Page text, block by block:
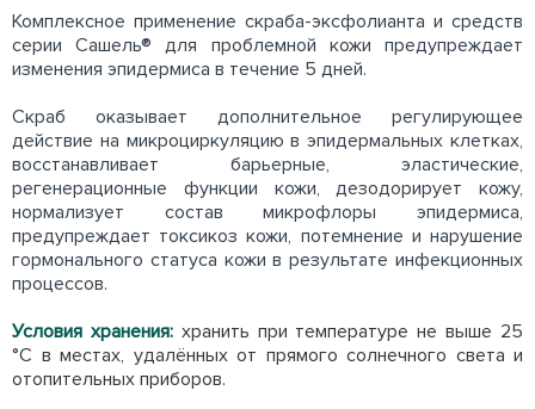
Комплексное применение скраба-эксфолианта и средств
серии Сашель® для проблемной кожи предупреждает
изменения эпидермиса в течение 5 дней.
Скраб оказывает дополнительное регулирующее
действие на микроциркуляцию в эпидермальных клетках,
восстанавливает барьерные, эластические,
регенерационные функции кожи, дезодорирует кожу,
нормализует состав микрофлоры эпидермиса,
предупреждает токсикоз кожи, потемнение и нарушение
гормонального статуса кожи в результате инфекционных
процессов.
Условия хранения: хранить при температуре не выше 25
°С в местах, удалённых от прямого солнечного света и
отопительных приборов.